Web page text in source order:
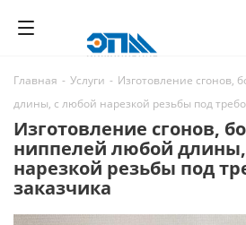
Главная - Услуги - Изготовление сгонов,
длины, с любой нарезкой резьбы под
Изготовление сгонов,
ниппелей любой
нарезкой резьбы под
заказчика